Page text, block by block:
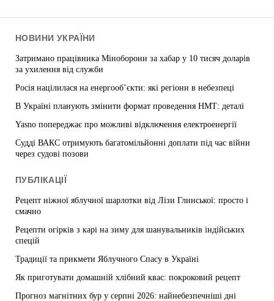
НОВИНИ УКРАЇНИ
Затримано працівника Міноборони за хабар у 10 тисяч доларів
за ухилення від служби
Росія націлилася на енергооб’єкти: які регіони в небезпеці
В Україні планують змінити формат проведення НМТ: деталі
Yasno попереджає про можливі відключення електроенергії
Судді ВАКС отримують багатомільйонні доплати під час війни
через судові позови
ПУБЛІКАЦІЇ
Рецепт ніжної яблучної шарлотки від Лізи Глинської: просто і
смачно
Рецепти огірків з карі на зиму для шанувальників індійських
спецій
Традиції та прикмети Яблучного Спасу в Україні
Як приготувати домашній хлібний квас: покроковий рецепт
Прогноз магнітних бур у серпні 2026: найнебезпечніші дні